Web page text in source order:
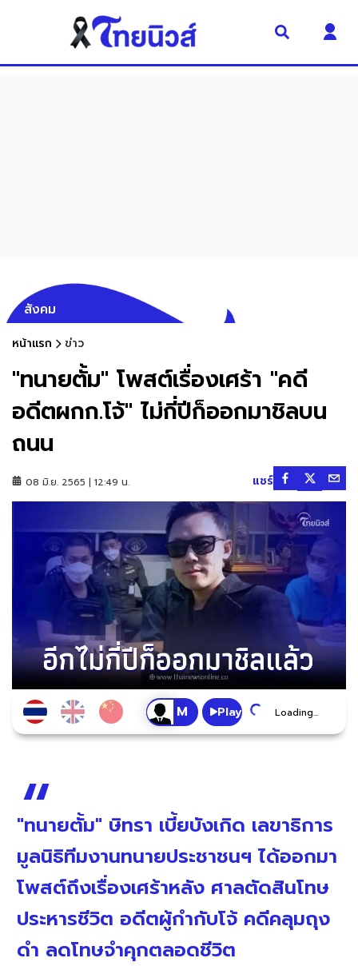
สังคม
หน้าแรก ข่าว
"ทนายตั้ม" โพสต์เรื่องเศร้า "คดี
อดีตผกก.โจ้" ไม่กี่ปีก็ออกมาชิลบน
ถนน
08 มิ.ย. 2565 | 12:49 น. แชร์
Play Loading...
"ทนายตั้ม" ษิทรา เบี้ยบังเกิด เลขาธิการ
มูลนิธิทีมงานทนายประชาชนฯ ได้ออกมา
โพสต์ถึงเรื่องเศร้าหลัง ศาลตัดสินโทษ
ประหารชีวิต อดีตผู้กำกับโจ้ คดีคลุมถุง
ดำ ลดโทษจำคุกตลอดชีวิต